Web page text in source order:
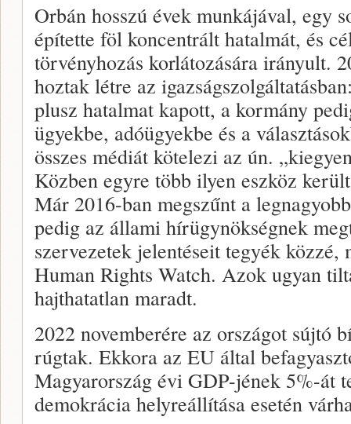
Orbán hosszú évek munkájával, egy
építette föl koncentrált hatalmát, és
törvényhozás korlátozására irányult.
hoztak létre az
plusz hatalmat kapott, a kormány
ügyekbe, adóügyekbe és a
összes médiát kötelezi az ún.
Közben egyre több ilyen eszköz
Már 2016-ban megszűnt a
pedig az állami hírügynökségnek
szervezetek jelentéseit tegyék
Human Rights Watch. Azok ugyan
hajthatatlan maradt.
2022 novemberére az országot sújtó
rúgtak. Ekkora az EU által
Magyarország évi GDP-jének 5%-át
demokrácia helyreállítása esetén